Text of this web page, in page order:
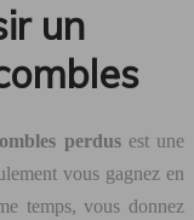
un
perdusest une
vous gagnez en
temps, vous donnez